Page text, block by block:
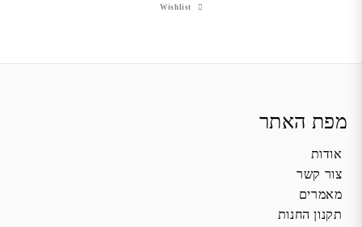
Wishlist
מפת האתר
אודות
צור קשר
מאמרים
תקנון החנות